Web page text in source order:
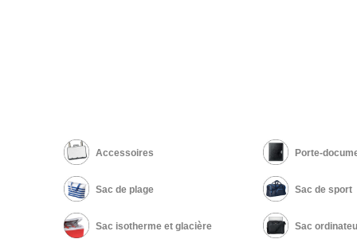
Accessoires Porte-
Sac de plage Sac de sport
Sac isotherme et glacière Sac